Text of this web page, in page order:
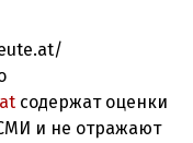
содержат оценки
и не отражают